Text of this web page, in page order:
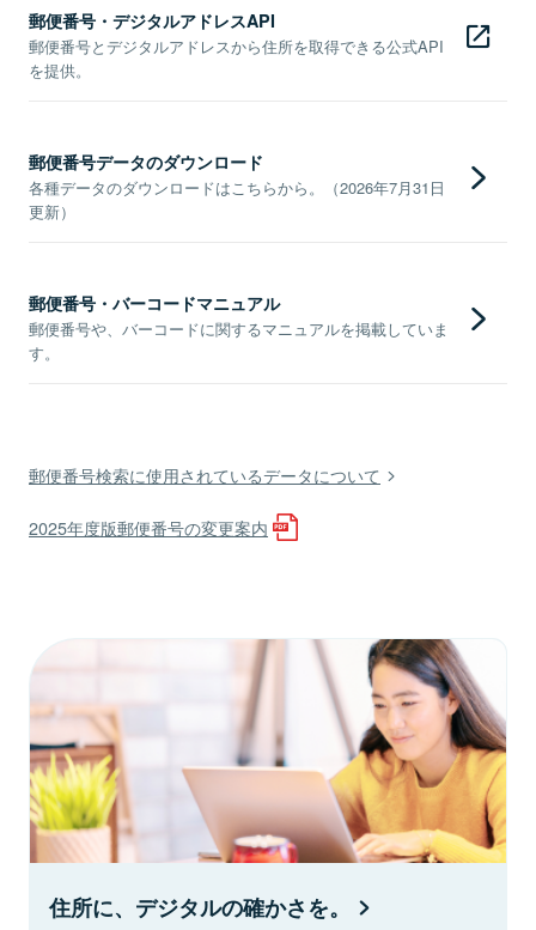
郵便番号・デジタルアドレスAPI
郵便番号とデジタルアドレスから住所を取得できる公式API
を提供。
郵便番号データのダウンロード
各種データのダウンロードはこちらから。（2026年7月31日
更新）
郵便番号・バーコードマニュアル
郵便番号や、バーコードに関するマニュアルを掲載していま
す。
郵便番号検索に使用されているデータについて
2025年度版郵便番号の変更案内
住所に、デジタルの確かさを。